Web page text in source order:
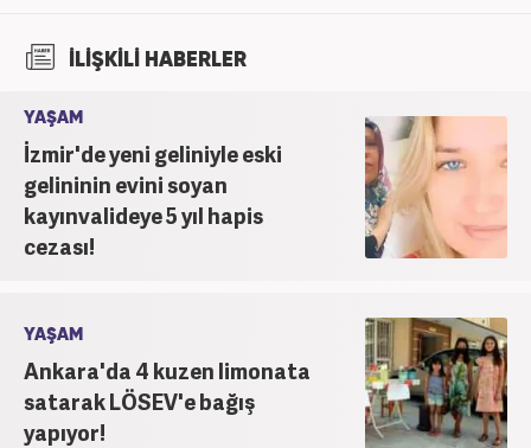
İLİŞKİLİ HABERLER
YAŞAM
İzmir'de yeni geliniyle eski
gelininin evini soyan
kayınvalideye 5 yıl hapis
cezası!
YAŞAM
Ankara'da 4 kuzen limonata
satarak LÖSEV'e bağış
yapıyor!